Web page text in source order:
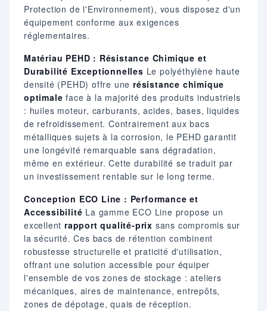
Protection de l'Environnement), vous disposez d'un
équipement conforme aux exigences
réglementaires.
Matériau PEHD : Résistance Chimique et
Durabilité Exceptionnelles Le polyéthylène haute
densité (PEHD) offre unerésistance chimique
optimale face à la majorité des produits industriels
: huiles moteur, carburants, acides, bases, liquides
de refroidissement. Contrairement aux bacs
métalliques sujets à la corrosion, le PEHD garantit
une longévité remarquable sans dégradation,
même en extérieur. Cette durabilité se traduit par
un investissement rentable sur le long terme.
Conception ECO Line : Performance et
Accessibilité La gamme ECO Line propose un
excellent rapport qualité-prix sans compromis sur
la sécurité. Ces bacs de rétention combinent
robustesse structurelle et praticité d'utilisation,
offrant une solution accessible pour équiper
l'ensemble de vos zones de stockage : ateliers
mécaniques, aires de maintenance, entrepôts,
zones de dépotage, quais de réception.